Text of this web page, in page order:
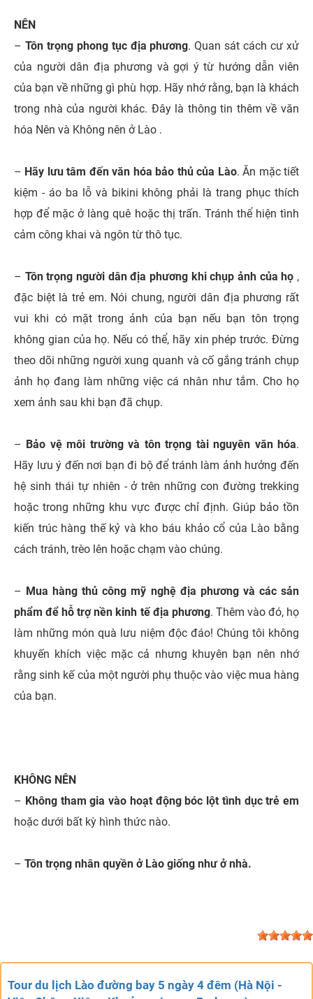
NÊN
– Tôn trọng phong tục địa phương. Quan sát cách cư xử
của người dân địa phương và gợi ý từ hướng dẫn viên
của bạn về những gì phù hợp. Hãy nhớ rằng, bạn là khách
trong nhà của người khác. Đây là thông tin thêm về văn
hóa Nên và Không nên ở Lào .
– Hãy lưu tâm đến văn hóa bảo thủ của Lào. Ăn mặc tiết
kiệm - áo ba lỗ và bikini không phải là trang phục thích
hợp để mặc ở làng quê hoặc thị trấn. Tránh thể hiện tình
cảm công khai và ngôn từ thô tục.
– Tôn trọng người dân địa phương khi chụp ảnh của họ ,
đặc biệt là trẻ em. Nói chung, người dân địa phương rất
vui khi có mặt trong ảnh của bạn nếu bạn tôn trọng
không gian của họ. Nếu có thể, hãy xin phép trước. Đừng
theo dõi những người xung quanh và cố gắng tránh chụp
ảnh họ đang làm những việc cá nhân như tắm. Cho họ
xem ảnh sau khi bạn đã chụp.
– Bảo vệ môi trường và tôn trọng tài nguyên văn hóa.
Hãy lưu ý đến nơi bạn đi bộ để tránh làm ảnh hưởng đến
hệ sinh thái tự nhiên - ở trên những con đường trekking
hoặc trong những khu vực được chỉ định. Giúp bảo tồn
kiến ​​trúc hàng thế kỷ và kho báu khảo cổ của Lào bằng
cách tránh, trèo lên hoặc chạm vào chúng.
– Mua hàng thủ công mỹ nghệ địa phương và các sản
phẩm để hỗ trợ nền kinh tế địa phương. Thêm vào đó, họ
làm những món quà lưu niệm độc đáo! Chúng tôi không
khuyến khích việc mặc cả nhưng khuyên bạn nên nhớ
rằng sinh kế của một người phụ thuộc vào việc mua hàng
của bạn.
KHÔNG NÊN
– Không tham gia vào hoạt động bóc lột tình dục trẻ em
hoặc dưới bất kỳ hình thức nào.
– Tôn trọng nhân quyền ở Lào giống như ở nhà.
Tour du lịch Lào đường bay 5 ngày 4 đêm (Hà Nội -